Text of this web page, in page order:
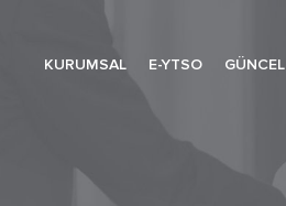
KURUMSAL E-YTSO GÜNCEL